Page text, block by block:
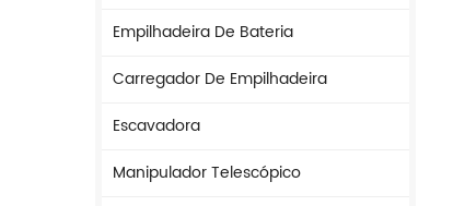
Empilhadeira De Bateria
Carregador De Empilhadeira
Escavadora
Manipulador Telescópico